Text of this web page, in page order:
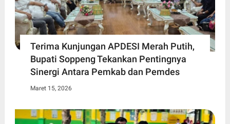
Terima Kunjungan APDESI Merah Putih,
Bupati Soppeng Tekankan Pentingnya
Sinergi Antara Pemkab dan Pemdes
Maret 15, 2026